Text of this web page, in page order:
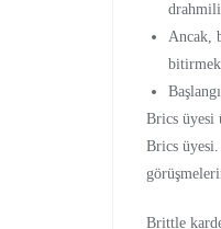
Ancak,
Brics üyesi
Brics
Brittle